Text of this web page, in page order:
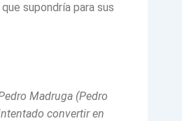
supondría para sus
Madruga (Pedro
convertir en